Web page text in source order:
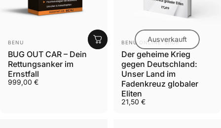
Anbieter:
BENU
BUG OUT CAR – Dein
Rettungsanker im
Ernstfall
999,00 €
Ausverkauft
Anbieter:
BENU ONLINE-SHOP
Der geheime Krieg
gegen Deutschland:
Unser Land im
Fadenkreuz globaler
Eliten
21,50 €